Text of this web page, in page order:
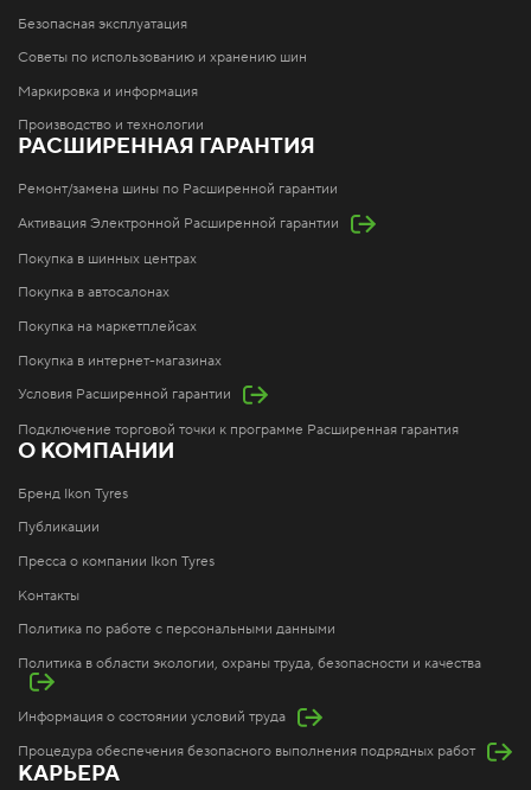
Безопасная эксплуатация
Советы по использованию и хранению шин
Маркировка и информация
Производство и технологии
РАСШИРЕННАЯ ГАРАНТИЯ
Ремонт/замена шины по Расширенной гарантии
Активация Электронной Расширенной гарантии
Покупка в шинных центрах
Покупка в автосалонах
Покупка на маркетплейсах
Покупка в интернет-магазинах
Условия Расширенной гарантии
Подключение торговой точки к программе Расширенная гарантия
О КОМПАНИИ
Бренд Ikon Tyres
Публикации
Пресса о компании Ikon Tyres
Контакты
Политика по работе с персональными данными
Политика в области экологии, охраны труда, безопасности и качества
Информация о состоянии условий труда
Процедура обеспечения безопасного выполнения подрядных работ
КАРЬЕРА